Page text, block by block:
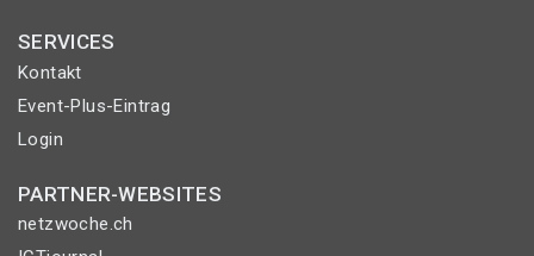
SERVICES
Kontakt
Event-Plus-Eintrag
Login
PARTNER-WEBSITES
netzwoche.ch